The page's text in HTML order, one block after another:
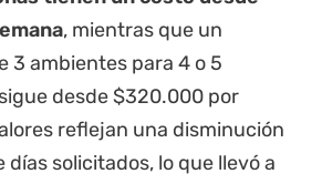
, mientras que un
3 ambientes para 4 o 5
desde $320.000 por
reflejan una disminución
días solicitados, lo que llevó a